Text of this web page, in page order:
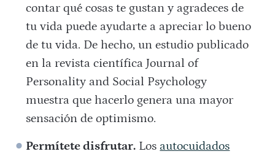
contar qué cosas te gustan y agradeces de
tu vida puede ayudarte a apreciar lo bueno
de tu vida. De hecho, un estudio publicado
en la revista científica Journal of
Personality and Social Psychology
muestra que hacerlo genera una mayor
sensación de optimismo.
Permítete disfrutar. Los autocuidados